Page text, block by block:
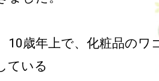
10歳年上で、化粧品のワ
ている